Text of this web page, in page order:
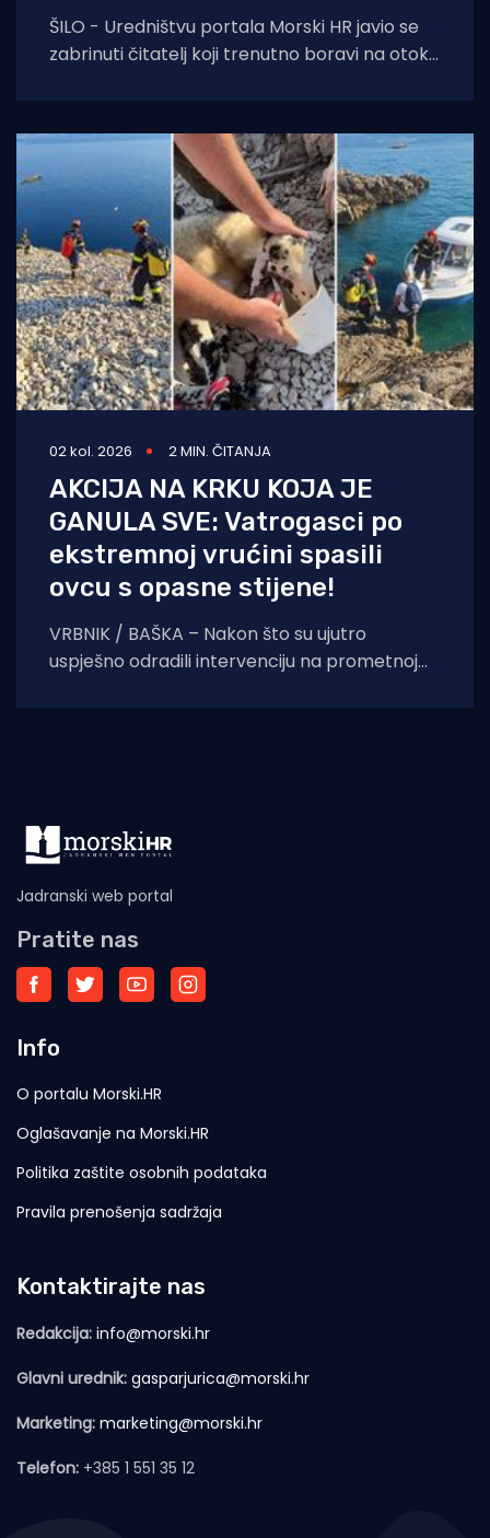
ŠILO - Uredništvu portala Morski HR javio se
zabrinuti čitatelj koji trenutno boravi na otoku
02 kol. 2026 2 MIN. ČITANJA
AKCIJA NA KRKU KOJA JE
GANULA SVE: Vatrogasci po
ekstremnoj vrućini spasili
ovcu s opasne stijene!
VRBNIK / BAŠKA – Nakon što su ujutro
uspješno odradili intervenciju na prometnoj
Jadranski web portal
Pratite nas
Info
O portalu Morski.HR
Oglašavanje na Morski.HR
Politika zaštite osobnih podataka
Pravila prenošenja sadržaja
Kontaktirajte nas
Redakcija: info@morski.hr
Glavni urednik: gasparjurica@morski.hr
Marketing: marketing@morski.hr
Telefon: +385 1 551 35 12